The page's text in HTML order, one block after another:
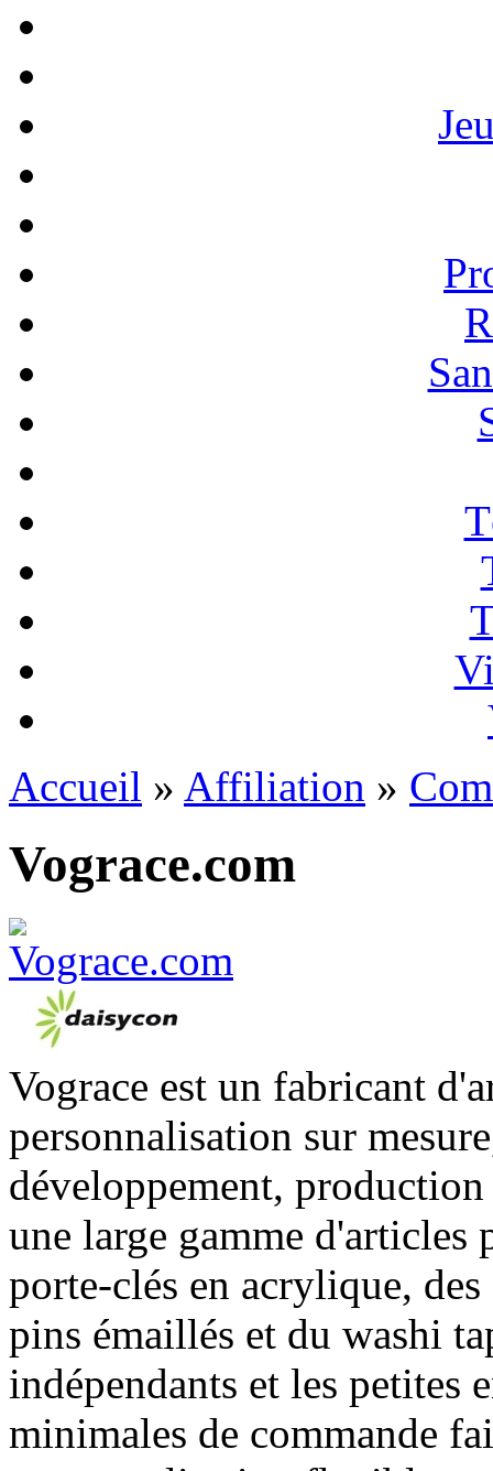
Accueil » Affiliation »
Vograce.com
Vograce est un fabricant
personnalisation sur
développement,
une large gamme d'articles
porte-clés en acrylique,
pins émaillés et du washi
indépendants et les petites
minimales de commande